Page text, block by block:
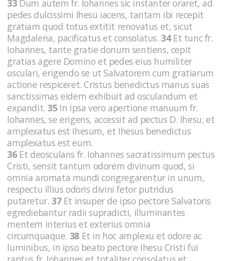
33Dum autem fr. Iohannes sic instanter oraret, ad
pedes dulcissimi Ihesu iacens, tantam ibi recepit
gratiam quod totus extitit renovatus et, sicut
Magdalena, pacificatus et consolatus. 34Et tunc fr.
Iohannes, tante gratie donum sentiens, cepit
gratias agere Domino et pedes eius humiliter
osculari, erigendo se ut Salvatorem cum gratiarum
actione respiceret. Cristus benedictus manus suas
sanctissimas eidem exhibuit ad osculandum et
expandit. 35 In ipsa vero apertione manuum fr.
Iohannes, se erigens, accessit ad pectus D. Ihesu; et
amplexatus est Ihesum, et Ihesus benedictus
amplexatus est eum.
36Et deosculans fr. Iohannes sacratissimum pectus
Cristi, sensit tantum odorem divinum quod, si
omnia aromata mundi congregarentur in unum,
respectu illius odoris divini fetor putridus
putaretur. 37 Et insuper de ipso pectore Salvatoris
egrediebantur radii supradicti, illuminantes
mentem interius et exterius omnia
circumquaque. 38 Et in hoc amplexu et odore ac
luminibus, in ipso beato pectore Ihesu Cristi fui